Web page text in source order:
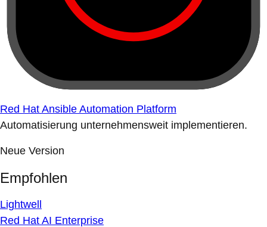
Red Hat Ansible Automation Platform
Automatisierung unternehmensweit implementieren.
Neue Version
Empfohlen
Lightwell
Red Hat AI Enterprise